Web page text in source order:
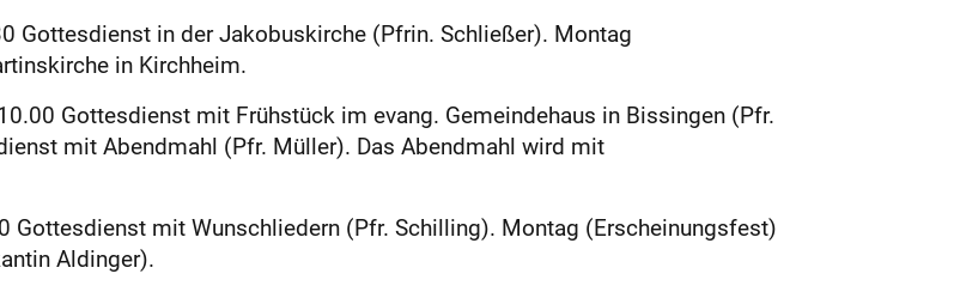
Gottesdienst in der Jakobuskirche (Pfrin. Schließer). Montag
in Kirchheim.
Gottesdienst mit Frühstück im evang. Gemeindehaus in Bissingen (Pfr.
mit Abendmahl (Pfr. Müller). Das Abendmahl wird mit
Gottesdienst mit Wunschliedern (Pfr. Schilling). Montag (Erscheinungsfest)
Aldinger).